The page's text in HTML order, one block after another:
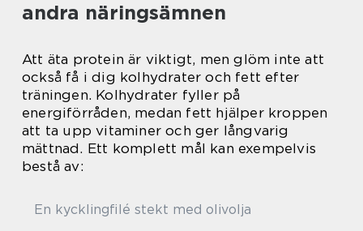
andra näringsämnen
Att äta protein är viktigt, men glöm inte att
också få i dig kolhydrater och fett efter
träningen. Kolhydrater fyller på
energiförråden, medan fett hjälper kroppen
att ta upp vitaminer och ger långvarig
mättnad. Ett komplett mål kan exempelvis
bestå av:
En kycklingfilé stekt med olivolja